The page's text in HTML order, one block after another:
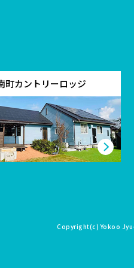
町カントリーロッジ
Copyright(c)Yokoo